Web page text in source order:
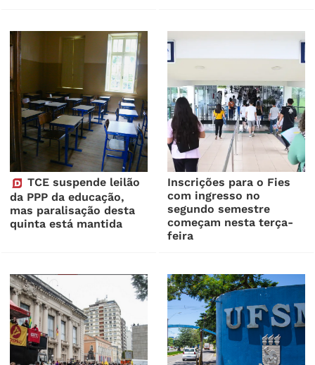
TCE suspende leilão
da PPP da educação,
mas paralisação desta
quinta está mantida
Inscrições para o Fies
com ingresso no
segundo semestre
começam nesta terça-
feira